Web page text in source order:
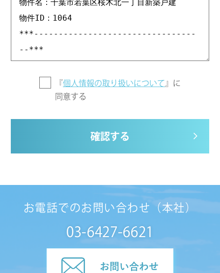
『個人情報の取り扱いについて 』に
同意する
確認する
お電話でのお問い合わせ（本社）
03-6427-6621
お問い合わせ